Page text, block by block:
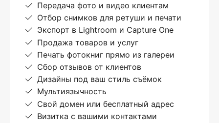
Передача фото и видео клиентам
Отбор снимков для ретуши и печати
Экспорт в Lightroom и Capture One
Продажа товаров и услуг
Печать фотокниг прямо из галереи
Сбор отзывов от клиентов
Дизайны под ваш стиль съёмок
Мультиязычность
Свой домен или бесплатный адрес
Визитка с вашими контактами